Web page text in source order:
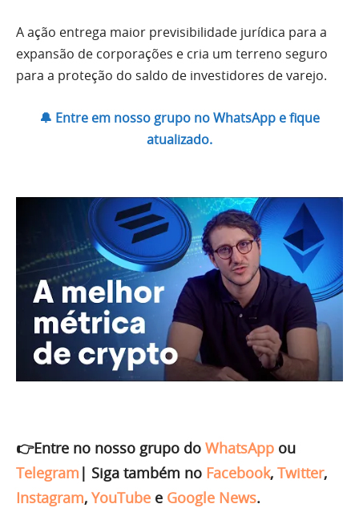
A ação entrega maior previsibilidade jurídica para a
expansão de corporações e cria um terreno seguro
para a proteção do saldo de investidores de varejo.
🔔 Entre em nosso grupo no WhatsApp e fique
atualizado.
👉Entre no nosso grupo do WhatsApp ou
Telegram | Siga também no Facebook, Twitter,
Instagram, YouTube e Google News.